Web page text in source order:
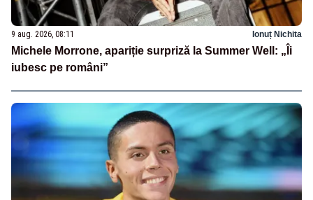
9 aug. 2026, 08:11 Ionuț Nichita
Michele Morrone, apariție surpriză la Summer Well: „Îi
iubesc pe români”